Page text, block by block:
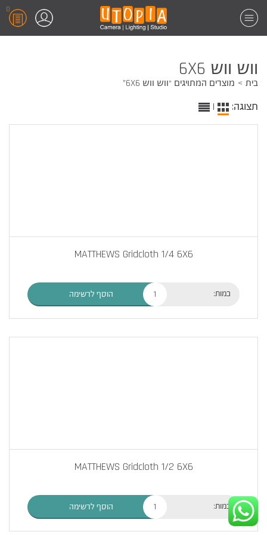
0
ווש ווש 6X6
בית מוצרים המתויגים “ווש ווש 6X6”
תצוגה: |
MATTHEWS Gridcloth 1/4 6X6
כמות: הוסף לרשימה
MATTHEWS Gridcloth 1/2 6X6
כמות: הוסף לרשימה